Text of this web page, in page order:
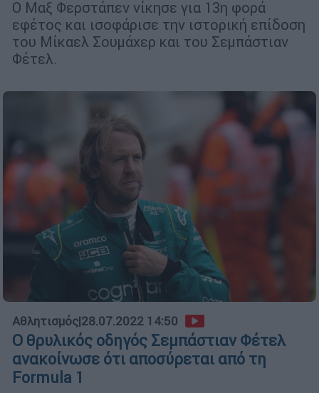
Ο Μαξ Φερστάπεν νίκησε για 13η φορά
εφέτος και ισοφάρισε την ιστορική επίδοση
του Μίκαελ Σουμάχερ και του Σεμπάστιαν
Φέτελ.
Αθλητισμός|28.07.2022 14:50
Ο θρυλικός οδηγός Σεμπάστιαν Φέτελ
ανακοίνωσε ότι αποσύρεται από τη
Formula 1